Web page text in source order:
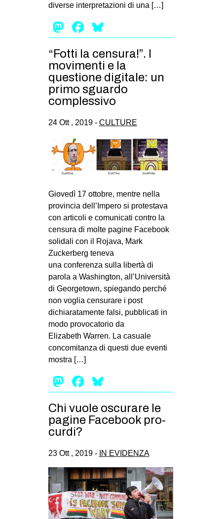
MONDO
EVENTI
Fb
tw
ms
SEARCH
diverse interpretazioni di una […]
Mastodon
Facebook
“Fotti la censura!”. I
movimenti e la
questione digitale: un
primo sguardo
complessivo
24 Ott , 2019 - CULTURE
Giovedì 17 ottobre, mentre nella
provincia dell’Impero si protestava
con articoli e comunicati contro la
censura di molte pagine Facebook
solidali con il Rojava, Mark
Zuckerberg teneva
una conferenza sulla libertà di
parola a Washington, all’Università
di Georgetown, spiegando perché
non voglia censurare i post
dichiaratamente falsi, pubblicati in
modo provocatorio da
Elizabeth Warren. La casuale
concomitanza di questi due eventi
mostra […]
Mastodon
Facebook
Chi vuole oscurare le
pagine Facebook pro-
curdi?
23 Ott , 2019 - IN EVIDENZA